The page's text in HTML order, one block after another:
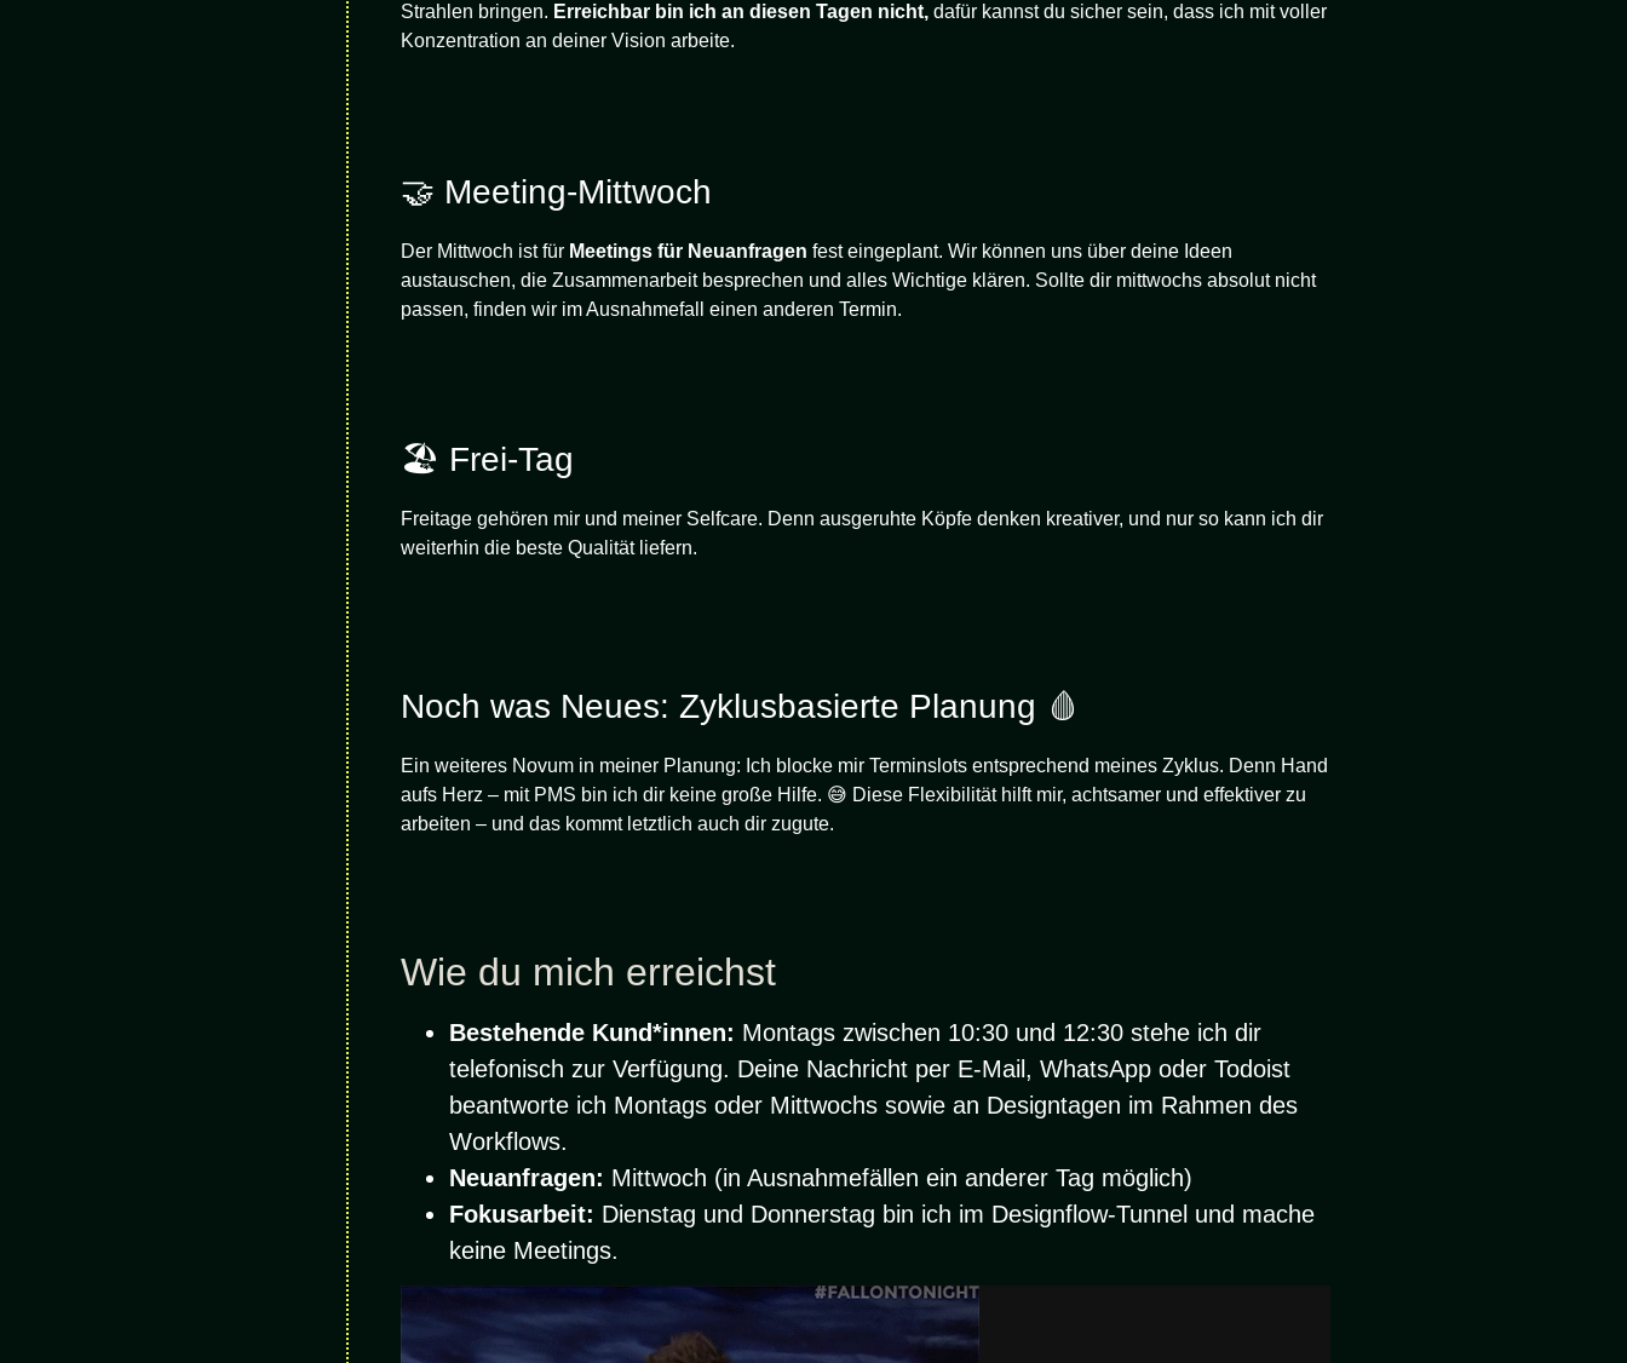
Strahlen bringen. Erreichbar bin ich an diesen Tagen nicht,dafür kannst du sicher sein, dass ich mit voller
Konzentration an deiner Vision arbeite.
🤝 Meeting-Mittwoch
Der Mittwoch ist für Meetings für Neuanfragen fest eingeplant. Wir können uns über deine Ideen
austauschen, die Zusammenarbeit besprechen und alles Wichtige klären. Sollte dir mittwochs absolut nicht
passen, finden wir im Ausnahmefall einen anderen Termin.
🏖️ Frei-Tag
Freitage gehören mir und meiner Selfcare. Denn ausgeruhte Köpfe denken kreativer, und nur so kann ich dir
weiterhin die beste Qualität liefern.
Noch was Neues: Zyklusbasierte Planung 🩸
Ein weiteres Novum in meiner Planung: Ich blocke mir Terminslots entsprechend meines Zyklus. Denn Hand
aufs Herz – mit PMS bin ich dir keine große Hilfe. 😅 Diese Flexibilität hilft mir, achtsamer und effektiver zu
arbeiten – und das kommt letztlich auch dir zugute.
Wie du mich erreichst
Bestehende Kund*innen: Montags zwischen 10:30 und 12:30 stehe ich dir
telefonisch zur Verfügung. Deine Nachricht per E-Mail, WhatsApp oder Todoist
beantworte ich Montags oder Mittwochs sowie an Designtagen im Rahmen des
Workflows.
Neuanfragen: Mittwoch (in Ausnahmefällen ein anderer Tag möglich)
Fokusarbeit: Dienstag und Donnerstag bin ich im Designflow-Tunnel und mache
keine Meetings.